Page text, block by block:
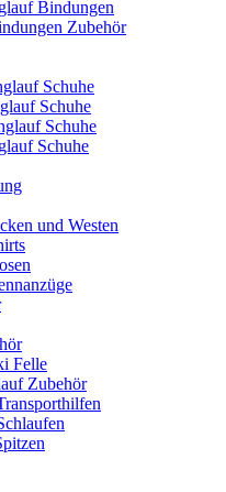
Bindungen
Zubehör
Schuhe
Schuhe
Schuhe
Schuhe
und Westen
Felle
Zubehör